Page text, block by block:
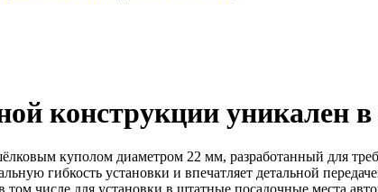
конструкции уникален в
куполом диаметром 22 мм, разработанный для
гибкость установки и впечатляет детальной